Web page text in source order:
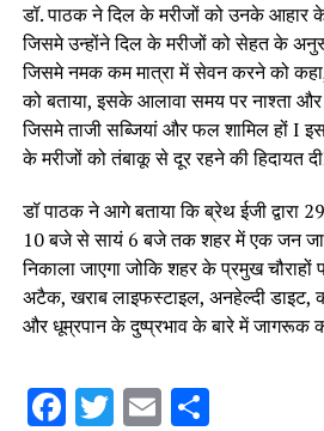
डॉ. पाठक ने दिल के मरीजों को उनके आहार के
जिसमे उन्होंने दिल के मरीजों को सेहत के
जिसमे नमक कम मात्रा में सेवन करने को
को बताया, इसके आलावा समय पर नाश्ता
जिसमे ताजी सब्जियां और फल शामिल हों I
के मरीजों को तंबाकू से दूर रहने की हिदायत
डॉ पाठक ने आगे बताया कि ब्रेथ ईजी द्वारा
10 बजे से सायं 6 बजे तक शहर में एक जन
निकाला जाएगा जोकि शहर के प्रमुख चौराहों
अटैक, खराब लाइफस्टाइल, अनहेल्दी डाइट,
और धूम्रपान के दुष्प्रभाव के बारे में जागरूक
Facebook
Twitter
EmailShare